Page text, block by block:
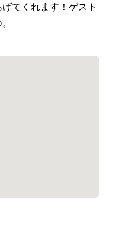
てくれます！ゲスト